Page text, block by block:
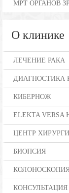
МРТ ОРГАНОВ
О клинике
ЛЕЧЕНИЕ РАКА
ДИАГНОСТИКА
КИБЕРНОЖ
ELEKTA VERSA
ЦЕНТР
БИОПСИЯ
КОНСУЛЬТАЦИЯ